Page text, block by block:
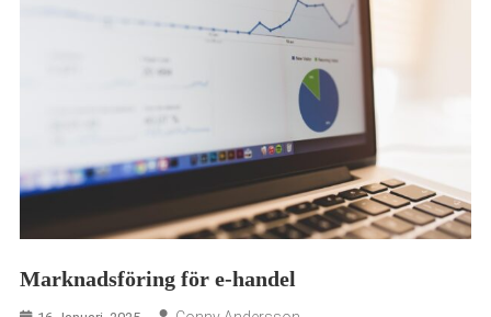
Marknadsföring för e-handel